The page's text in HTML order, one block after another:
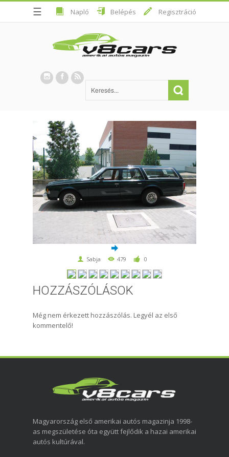
☰ Napló Belépés Regisztráció
Sabja 479 0
HOZZÁSZÓLÁSOK
Még nem érkezett hozzászólás. Legyél az első
kommentelő!
Magyarország első amerikai autós magazinja 1998-
as megszületése óta együtt fejlődik a hazai amerikai
autós kultúrával.